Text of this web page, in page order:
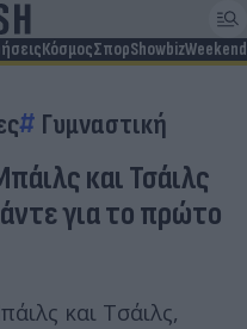
ΚόσμοςΣπορShowbizWeekend
Γυμναστική
και Τσάιλς
για το πρώτο
και Τσάιλς,